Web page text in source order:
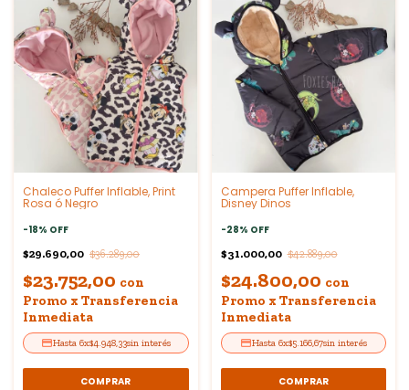
Chaleco Puffer Inflable, Print
Rosa ó Negro
-18% OFF
$29.690,00 $36.289,00
$23.752,00 con
Promo x Transferencia
Inmediata
6x$4.948,33sin interés
COMPRAR
Campera Puffer Inflable,
Disney Dinos
-28% OFF
$31.000,00 $42.889,00
$24.800,00 con
Promo x Transferencia
Inmediata
6x$5.166,67sin interés
COMPRAR